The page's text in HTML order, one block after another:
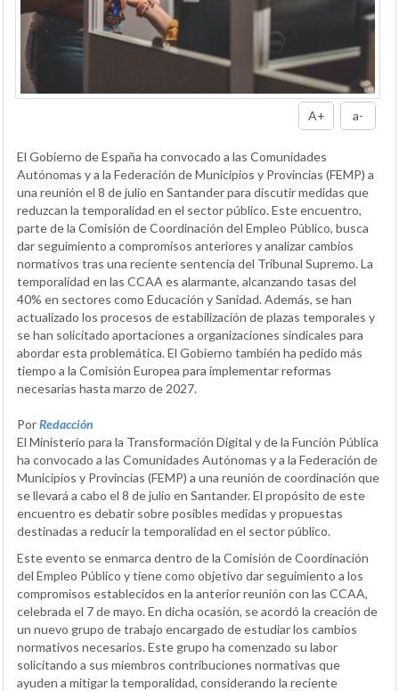
A+ a-
El Gobierno de España ha convocado a las Comunidades
Autónomas y a la Federación de Municipios y Provincias (FEMP) a
una reunión el 8 de julio en Santander para discutir medidas que
reduzcan la temporalidad en el sector público. Este encuentro,
parte de la Comisión de Coordinación del Empleo Público, busca
dar seguimiento a compromisos anteriores y analizar cambios
normativos tras una reciente sentencia del Tribunal Supremo. La
temporalidad en las CCAA es alarmante, alcanzando tasas del
40% en sectores como Educación y Sanidad. Además, se han
actualizado los procesos de estabilización de plazas temporales y
se han solicitado aportaciones a organizaciones sindicales para
abordar esta problemática. El Gobierno también ha pedido más
tiempo a la Comisión Europea para implementar reformas
necesarias hasta marzo de 2027.
PorRedacción
El Ministerio para la Transformación Digital y de la Función Pública
ha convocado a las Comunidades Autónomas y a la Federación de
Municipios y Provincias (FEMP) a una reunión de coordinación que
se llevará a cabo el 8 de julio en Santander. El propósito de este
encuentro es debatir sobre posibles medidas y propuestas
destinadas a reducir la temporalidad en el sector público.
Este evento se enmarca dentro de la Comisión de Coordinación
del Empleo Público y tiene como objetivo dar seguimiento a los
compromisos establecidos en la anterior reunión con las CCAA,
celebrada el 7 de mayo. En dicha ocasión, se acordó la creación de
un nuevo grupo de trabajo encargado de estudiar los cambios
normativos necesarios. Este grupo ha comenzado su labor
solicitando a sus miembros contribuciones normativas que
ayuden a mitigar la temporalidad, considerando la reciente